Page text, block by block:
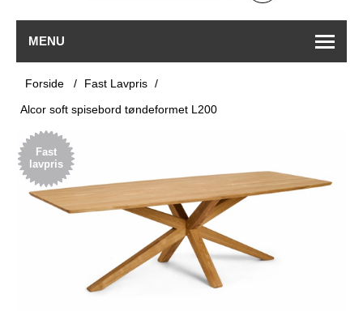
MENU
Forside / Fast Lavpris /
Alcor soft spisebord tøndeformet L200
Fast
lavpris